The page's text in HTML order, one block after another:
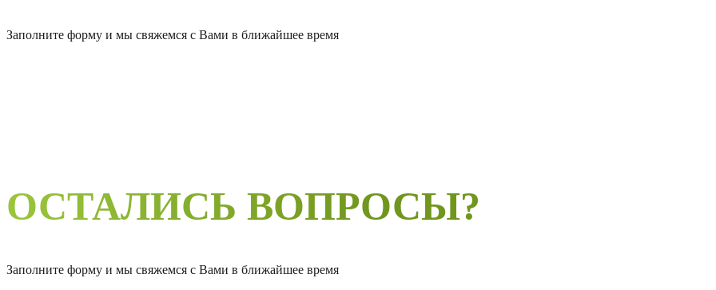
Заполните форму и мы свяжемся с Вами в ближайшее время
ОСТАЛИСЬ ВОПРОСЫ?
Заполните форму и мы свяжемся с Вами в ближайшее время